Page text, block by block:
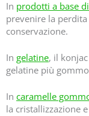
In prodotti a base
prevenire la
conservazione.
In gelatine, il
gelatine più
In caramelle
la cristallizzazione